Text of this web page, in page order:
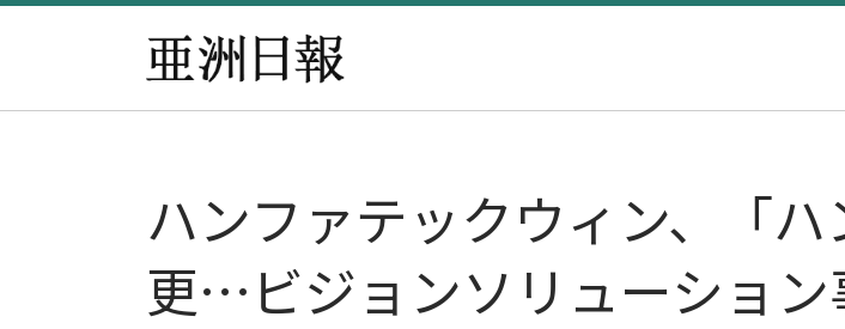
ハンファテックウィン、「
更…ビジョンソリューション